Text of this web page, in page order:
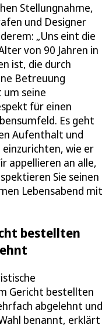
Stellungnahme,
und Designer
„Uns eint die
von 90 Jahren in
ist, die durch
Betreuung
um seine
für einen
Es geht
Aufenthalt und
wie er
appellieren an alle,
Sie seinen
Lebensabend mit
bestellten
Gericht bestellten
abgelehnt und
benannt, erklärt